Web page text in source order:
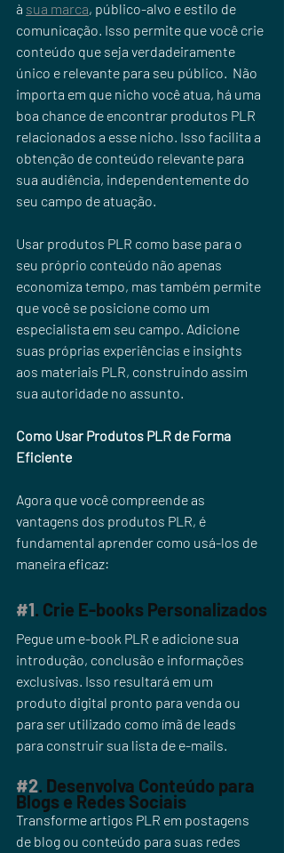
à sua marca, público-alvo e estilo de
comunicação. Isso permite que você crie
conteúdo que seja verdadeiramente
único e relevante para seu público.  Não
importa em que nicho você atua, há uma
boa chance de encontrar produtos PLR
relacionados a esse nicho. Isso facilita a
obtenção de conteúdo relevante para
sua audiência, independentemente do
seu campo de atuação.
Usar produtos PLR como base para o
seu próprio conteúdo não apenas
economiza tempo, mas também permite
que você se posicione como um
especialista em seu campo. Adicione
suas próprias experiências e insights
aos materiais PLR, construindo assim
sua autoridade no assunto.
Como Usar Produtos PLR de Forma
Eficiente
Agora que você compreende as
vantagens dos produtos PLR, é
fundamental aprender como usá-los de
maneira eficaz:
#1. Crie E-books Personalizados
Pegue um e-book PLR e adicione sua
introdução, conclusão e informações
exclusivas. Isso resultará em um
produto digital pronto para venda ou
para ser utilizado como ímã de leads
para construir sua lista de e-mails.
#2. Desenvolva Conteúdo para
Blogs e Redes Sociais
Transforme artigos PLR em postagens
de blog ou conteúdo para suas redes